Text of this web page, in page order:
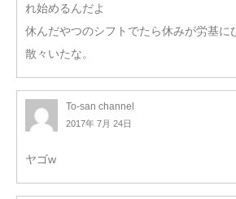
れ始めるんだよ
休んだやつのシフトでたら休みが労基に
散々いたな。
To-san channel
2017年 7月 24日
ヤゴw